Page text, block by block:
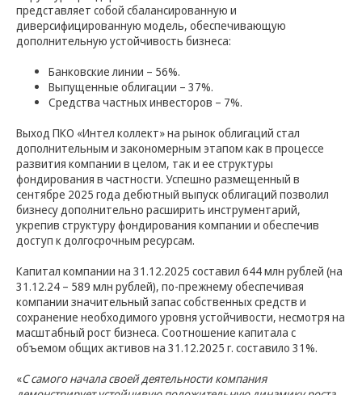
представляет собой сбалансированную и
диверсифицированную модель, обеспечивающую
дополнительную устойчивость бизнеса:
Банковские линии – 56%.
Выпущенные облигации – 37%.
Средства частных инвесторов – 7%.
Выход ПКО «Интел коллект» на рынок облигаций стал
дополнительным и закономерным этапом как в процессе
развития компании в целом, так и ее структуры
фондирования в частности. Успешно размещенный в
сентябре 2025 года дебютный выпуск облигаций позволил
бизнесу дополнительно расширить инструментарий,
укрепив структуру фондирования компании и обеспечив
доступ к долгосрочным ресурсам.
Капитал компании на 31.12.2025 составил 644 млн рублей (на
31.12.24 – 589 млн рублей), по-прежнему обеспечивая
компании значительный запас собственных средств и
сохранение необходимого уровня устойчивости, несмотря на
масштабный рост бизнеса. Соотношение капитала с
объемом общих активов на 31.12.2025 г. составило 31%.
«С самого начала своей деятельности компания